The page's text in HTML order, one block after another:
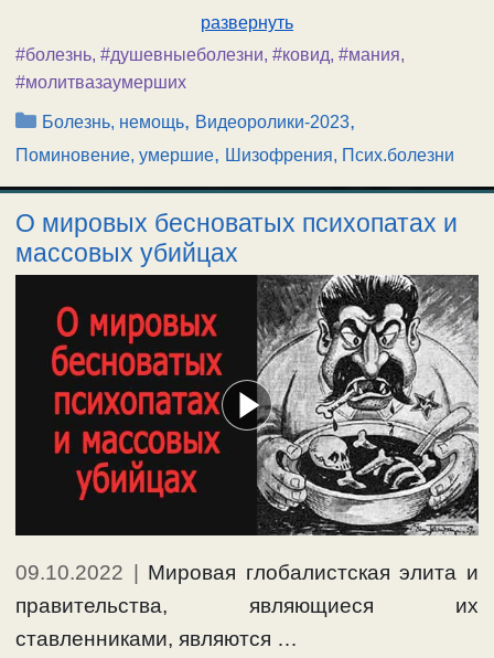
развернуть
#болезнь, #душевныеболезни, #ковид, #мания,
#молитвазаумерших
Рубрики
Болезнь, немощь, Видеоролики-2023,
Поминовение, умершие, Шизофрения, Псих.болезни
О мировых бесноватых психопатах и
массовых убийцах
09.10.2022 | Мировая глобалистская элита и
правительства, являющиеся их
ставленниками, являются …